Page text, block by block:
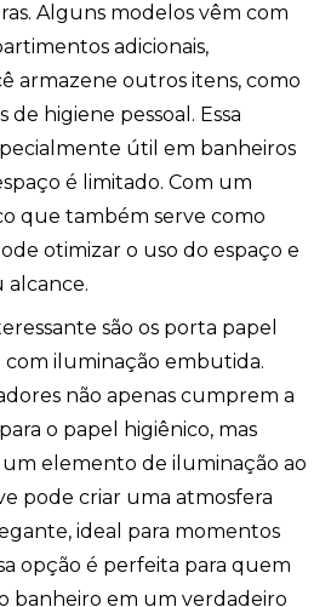
Alguns modelos vêm com
adicionais,
armazene outros itens, como
higiene pessoal. Essa
útil em banheiros
é limitado. Com um
que também serve como
otimizar o uso do espaço e
alcance.
são os porta papel
com iluminação embutida.
não apenas cumprem a
o papel higiênico, mas
elemento de iluminação ao
pode criar uma atmosfera
ideal para momentos
opção é perfeita para quem
banheiro em um verdadeiro